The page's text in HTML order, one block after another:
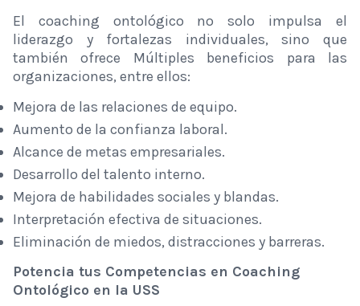
El coaching ontológico no solo impulsa el
liderazgo y fortalezas individuales, sino que
también ofrece Múltiples beneficios para las
organizaciones, entre ellos:
Mejora de las relaciones de equipo.
Aumento de la confianza laboral.
Alcance de metas empresariales.
Desarrollo del talento interno.
Mejora de habilidades sociales y blandas.
Interpretación efectiva de situaciones.
Eliminación de miedos, distracciones y barreras.
Potencia tus Competencias en Coaching
Ontológico en la USS